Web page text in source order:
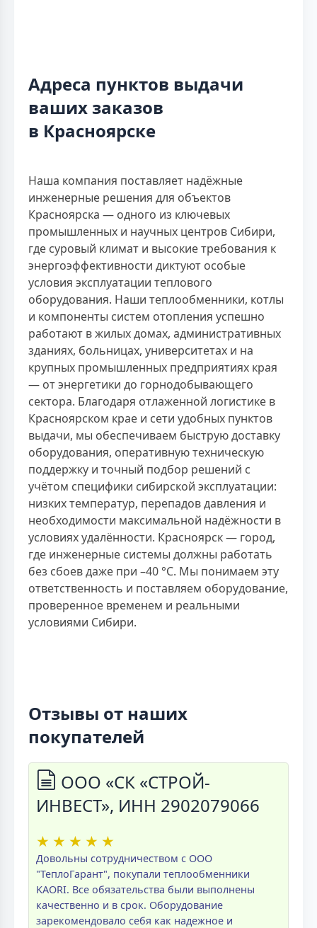
Адреса пунктов выдачи
ваших заказов
в Красноярске
Наша компания поставляет надёжные
инженерные решения для объектов
Красноярска — одного из ключевых
промышленных и научных центров Сибири,
где суровый климат и высокие требования к
энергоэффективности диктуют особые
условия эксплуатации теплового
оборудования. Наши теплообменники, котлы
и компоненты систем отопления успешно
работают в жилых домах, административных
зданиях, больницах, университетах и на
крупных промышленных предприятиях края
— от энергетики до горнодобывающего
сектора. Благодаря отлаженной логистике в
Красноярском крае и сети удобных пунктов
выдачи, мы обеспечиваем быструю доставку
оборудования, оперативную техническую
поддержку и точный подбор решений с
учётом специфики сибирской эксплуатации:
низких температур, перепадов давления и
необходимости максимальной надёжности в
условиях удалённости. Красноярск — город,
где инженерные системы должны работать
без сбоев даже при –40 °C. Мы понимаем эту
ответственность и поставляем оборудование,
проверенное временем и реальными
условиями Сибири.
Отзывы от наших
покупателей
ООО «СК «СТРОЙ-
ИНВЕСТ», ИНН 2902079066
★ ★ ★ ★ ★
Довольны сотрудничеством с ООО
"ТеплоГарант", покупали теплообменники
KAORI. Все обязательства были выполнены
качественно и в срок. Оборудование
зарекомендовало себя как надежное и